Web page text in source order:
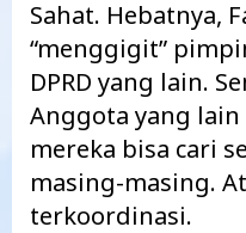
Sahat. Hebatnya,
“menggigit”
DPRD yang lain.
Anggota yang
mereka bisa cari
masing-masing.
terkoordinasi.